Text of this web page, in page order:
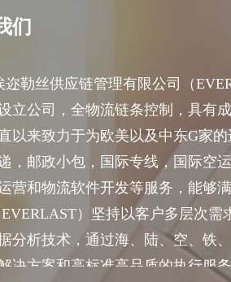
们
迩勒丝供应链管理有限公司（
立公司，全物流链条控制，具有
以来致力于为欧美以及中东G家
，邮政小包，国际专线，国际空
营和物流软件开发等服务，能够
EVERLAST）坚持以客户多层次需
分析技术，通过海、陆、空、铁
决方案和高标准高品质的执行服